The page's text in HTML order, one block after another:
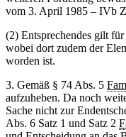
vom 3. April 1985 – IVb
(2) Entsprechendes gilt
wobei dort zudem der
worden ist.
3. Gemäß § 74 Abs. 5
aufzuheben. Da noch
Sache nicht zur
Abs. 6 Satz 1 und Satz 2